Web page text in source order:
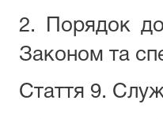
2. Порядок
Законом та
Стаття 9.